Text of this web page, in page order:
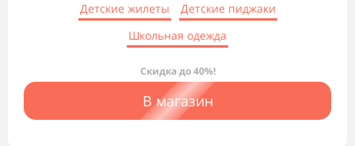
Детские жилеты
Детские пиджаки
Школьная одежда
Скидка до 40%!
В магазин